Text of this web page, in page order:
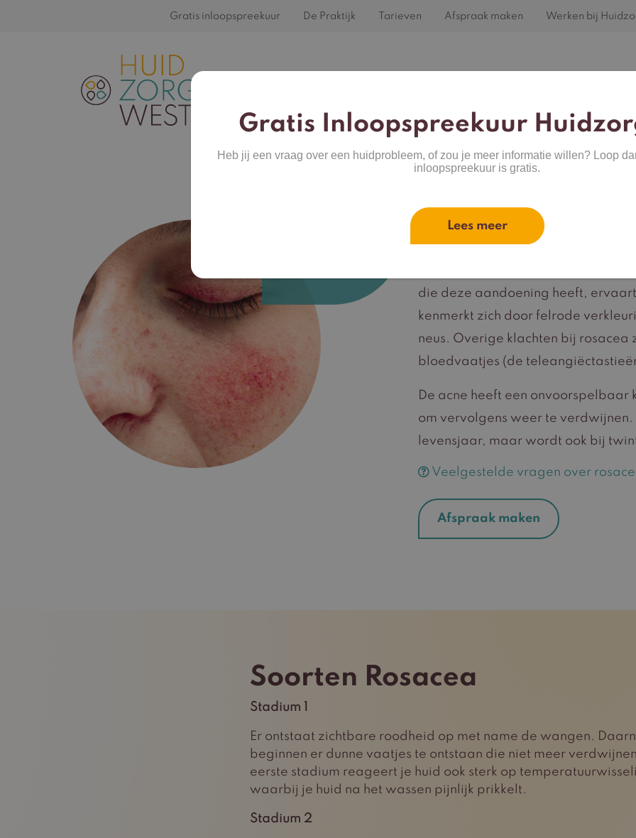
Gratis inloopspreekuur De Praktijk Tarieven Afspraak maken Werken bij
Rosacea
die deze aandoening heeft,
kenmerkt zich door felrode
neus. Overige klachten bij rosacea
bloedvaatjes (de
De acne heeft een
om vervolgens weer te
levensjaar, maar wordt ook bij
Veelgestelde vragen over
Afspraak maken
Soorten Rosacea
Stadium 1
Er ontstaat zichtbare roodheid op met name de wangen.
beginnen er dunne vaatjes te ontstaan die niet meer
eerste stadium reageert je huid ook sterk op
waarbij je huid na het wassen pijnlijk prikkelt.
Stadium 2
Gratis Inloopspreekuur
Heb jij een vraag over een huidprobleem, of zou je meer informatie willen? Loop
inloopspreekuur is gratis.
Lees meer